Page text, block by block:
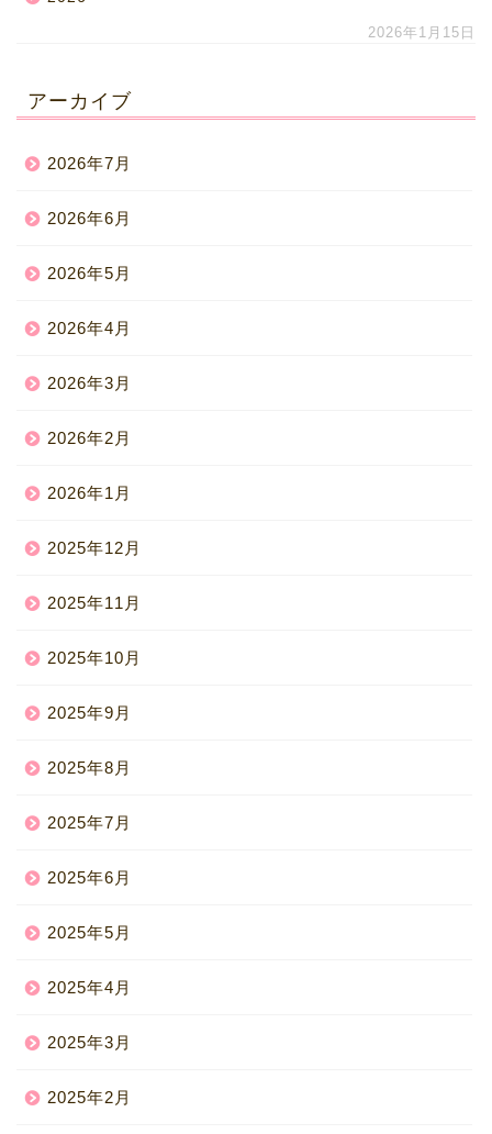
2026年1月15日
アーカイブ
2026年7月
2026年6月
2026年5月
2026年4月
2026年3月
2026年2月
2026年1月
2025年12月
2025年11月
2025年10月
2025年9月
2025年8月
2025年7月
2025年6月
2025年5月
2025年4月
2025年3月
2025年2月